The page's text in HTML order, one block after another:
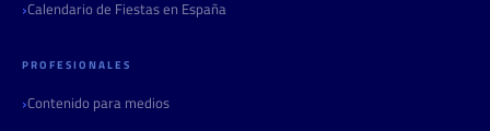
Calendario de Fiestas en España
PROFESIONALES
Contenido para medios